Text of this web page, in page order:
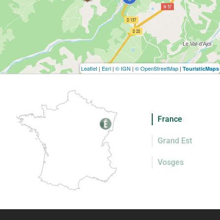
Leaflet | Esri | © IGN | © OpenStreetMap | TouristicMaps
France
Grand Est
Vosges